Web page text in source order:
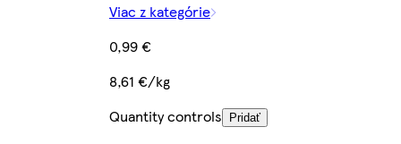
Viac z kategórie
0,99 €
8,61 €/kg
Quantity controls
Pridať